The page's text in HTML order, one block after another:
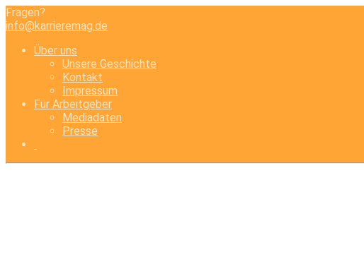
Fragen?
info@karrieremag.de
Über uns
Unsere Geschichte
Kontakt
Impressum
Für Arbeitgeber
Mediadaten
Presse